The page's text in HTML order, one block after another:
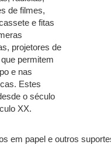
de filmes,
e fitas
projetores de
permitem
e nas
Estes
o século
XX.
em papel e outros